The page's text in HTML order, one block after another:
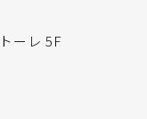
ーレ 5F